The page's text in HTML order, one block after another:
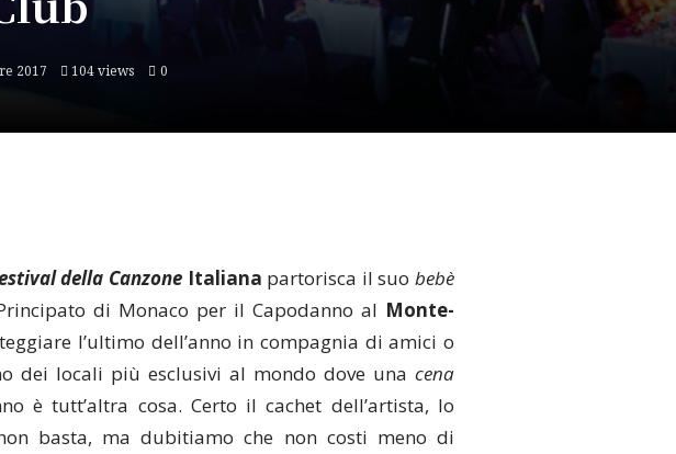
2017 104 views 0
della CanzoneItaliana partorisca il suo bebè
di Monaco per il Capodanno al Monte-
l’ultimo dell’anno in compagnia di amici o
dei locali più esclusivi al mondo dove una cena
è tutt’altra cosa. Certo il cachet dell’artista, lo
basta, ma dubitiamo che non costi meno di